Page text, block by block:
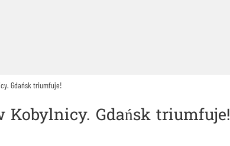
Gdańsk triumfuje!
Kobylnicy. Gdańsk triumfuje!